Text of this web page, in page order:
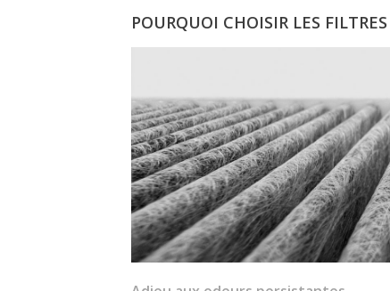
POURQUOI CHOISIR LES